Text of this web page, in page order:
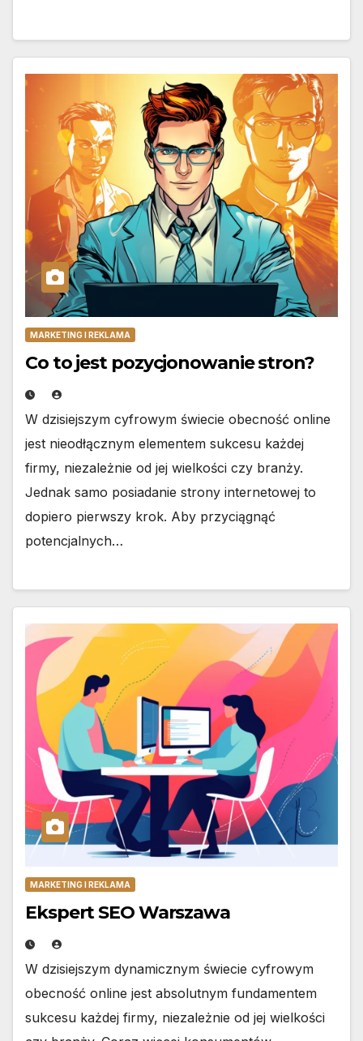
MARKETING I REKLAMA
Co to jest pozycjonowanie stron?
W dzisiejszym cyfrowym świecie obecność online
jest nieodłącznym elementem sukcesu każdej
firmy, niezależnie od jej wielkości czy branży.
Jednak samo posiadanie strony internetowej to
dopiero pierwszy krok. Aby przyciągnąć
potencjalnych…
MARKETING I REKLAMA
Ekspert SEO Warszawa
W dzisiejszym dynamicznym świecie cyfrowym
obecność online jest absolutnym fundamentem
sukcesu każdej firmy, niezależnie od jej wielkości